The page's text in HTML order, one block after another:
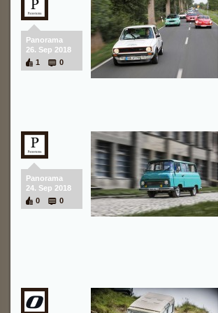
Panorama
26. Sep 2018
1
0
Panorama
24. Sep 2018
0
0